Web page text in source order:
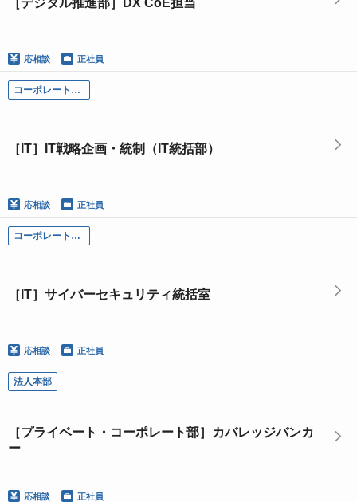
［デジタル推進部］DX CoE担当
応相談 正社員
コーポレート部門
［IT］IT戦略企画・統制（IT統括部）
応相談 正社員
コーポレート部門
［IT］サイバーセキュリティ統括室
応相談 正社員
法人本部
［プライベート・コーポレート部］カバレッジバンカ
ー
応相談 正社員